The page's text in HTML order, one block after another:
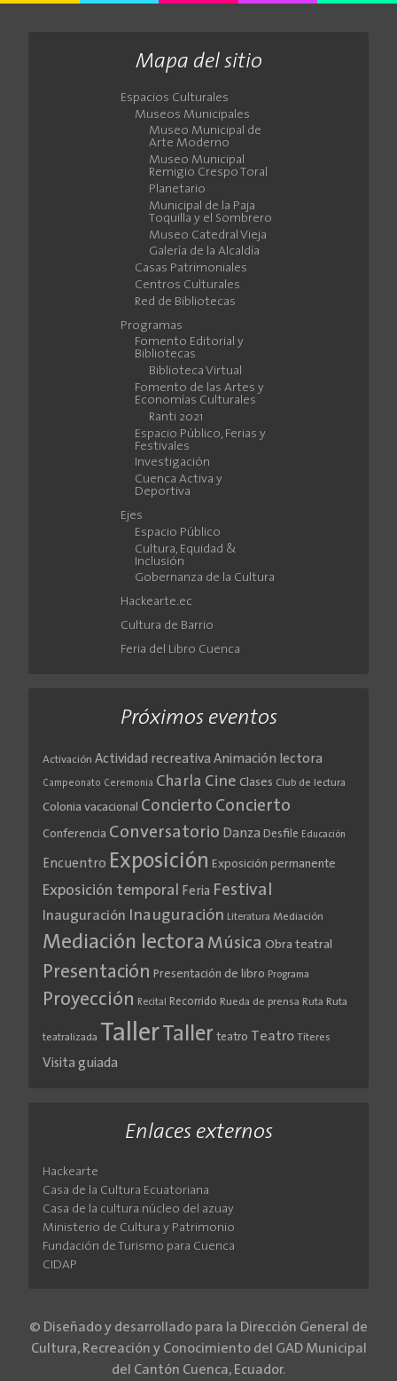
Mapa del sitio
Espacios Culturales
Museos Municipales
Museo Municipal de
Arte Moderno
Museo Municipal
Remigio Crespo Toral
Planetario
Municipal de la Paja
Toquilla y el Sombrero
Museo Catedral Vieja
Galería de la Alcaldía
Casas Patrimoniales
Centros Culturales
Red de Bibliotecas
Programas
Fomento Editorial y
Bibliotecas
Biblioteca Virtual
Fomento de las Artes y
Economías Culturales
Ranti 2021
Espacio Público, Ferias y
Festivales
Investigación
Cuenca Activa y
Deportiva
Ejes
Espacio Público
Cultura, Equidad &
Inclusión
Gobernanza de la Cultura
Hackearte.ec
Cultura de Barrio
Feria del Libro Cuenca
Próximos eventos
Activación Actividad recreativa Animación lectora
Campeonato Ceremonia Charla Cine Clases Club de lectura
Colonia vacacional Concierto Concierto
Conferencia Conversatorio Danza Desfile Educación
Encuentro Exposición Exposición permanente
Exposición temporal Feria Festival
Inauguración Inauguración Literatura Mediación
Mediación lectora Música Obra teatral
Presentación Presentación de libro Programa
Proyección Recital Recorrido Rueda de prensa Ruta Ruta
teatralizada Taller Taller teatro Teatro Títeres
Visita guiada
Enlaces externos
Hackearte
Casa de la Cultura Ecuatoriana
Casa de la cultura núcleo del azuay
Ministerio de Cultura y Patrimonio
Fundación de Turismo para Cuenca
CIDAP
© Diseñado y desarrollado para la Dirección General de
Cultura, Recreación y Conocimiento del GAD Municipal
del Cantón Cuenca, Ecuador.